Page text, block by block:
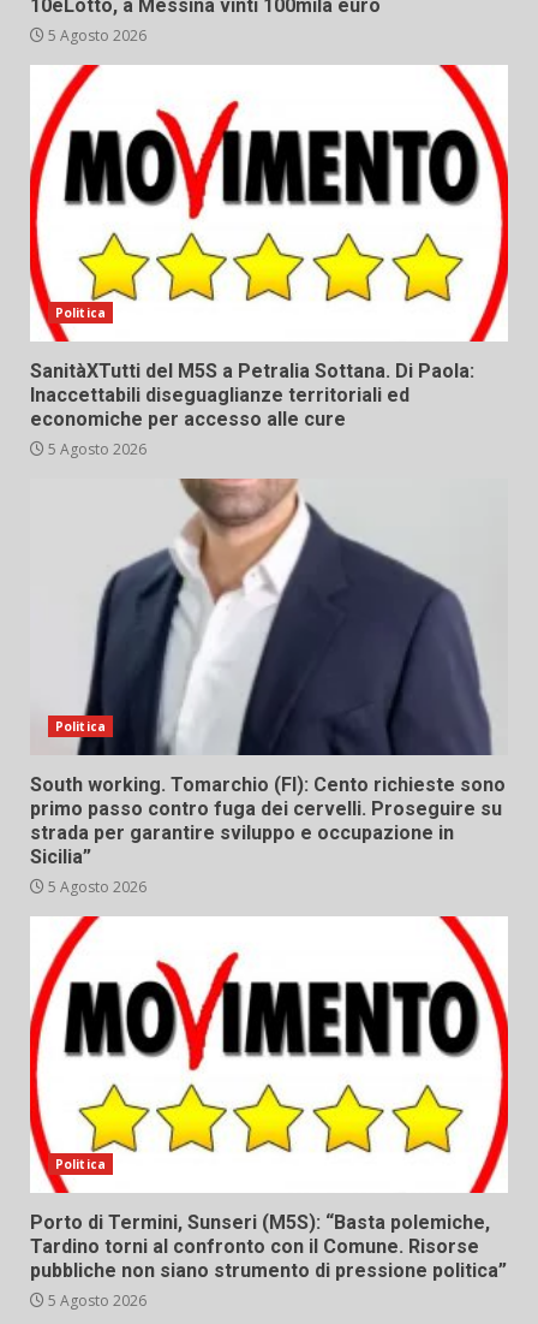
10eLotto, a Messina vinti 100mila euro
5 Agosto 2026
Politica
SanitàXTutti del M5S a Petralia Sottana. Di Paola:
Inaccettabili diseguaglianze territoriali ed
economiche per accesso alle cure
5 Agosto 2026
Politica
South working. Tomarchio (FI): Cento richieste sono
primo passo contro fuga dei cervelli. Proseguire su
strada per garantire sviluppo e occupazione in
Sicilia”
5 Agosto 2026
Politica
Porto di Termini, Sunseri (M5S): “Basta polemiche,
Tardino torni al confronto con il Comune. Risorse
pubbliche non siano strumento di pressione politica”
5 Agosto 2026